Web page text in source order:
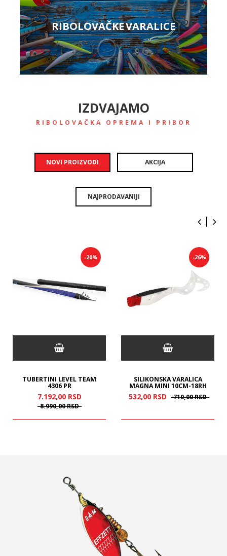
RIBOLOVAČKE VARALICE
IZDVAJAMO
RIBOLOVAČKA OPREMA I PRIBOR
NOVI PROIZVODI AKCIJA
NAJPRODAVANIJI
-20%
TUBERTINI LEVEL TEAM
4306 PR
7.192,00 RSD
8.990,00RSD
-26%
SILIKONSKA VARALICA
MAGNA MINI 10CM-18RH
532,00 RSD 710,00RSD